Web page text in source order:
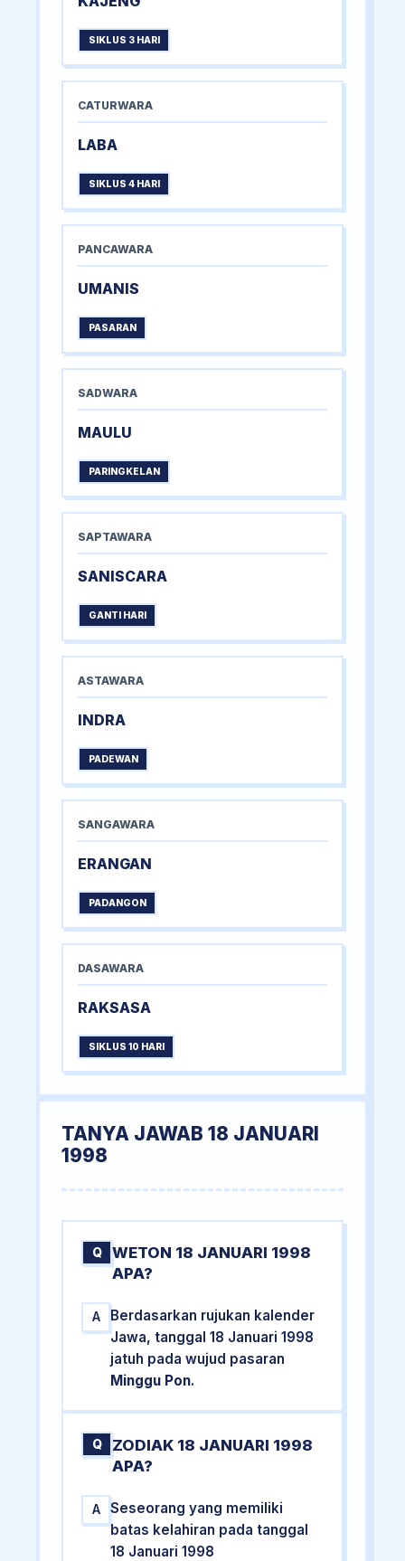
SIKLUS 3 HARI
CATURWARA
LABA
SIKLUS 4 HARI
PANCAWARA
UMANIS
PASARAN
SADWARA
MAULU
PARINGKELAN
SAPTAWARA
SANISCARA
GANTI HARI
ASTAWARA
INDRA
PADEWAN
SANGAWARA
ERANGAN
PADANGON
DASAWARA
RAKSASA
SIKLUS 10 HARI
TANYA JAWAB 18 JANUARI
1998
Q
WETON 18 JANUARI 1998
APA?
A
Berdasarkan rujukan kalender
Jawa, tanggal 18 Januari 1998
jatuh pada wujud pasaran
Minggu Pon.
Q
ZODIAK 18 JANUARI 1998
APA?
A
Seseorang yang memiliki
batas kelahiran pada tanggal
18 Januari 1998